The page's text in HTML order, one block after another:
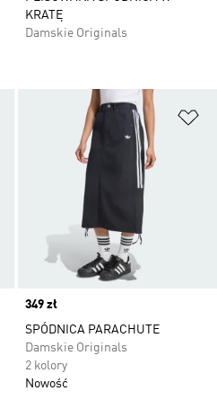
KRATĘ
Damskie Originals
Dodaj do listy życzeń
Price
349 zł
SPÓDNICA PARACHUTE
Damskie Originals
2 kolory
Nowość